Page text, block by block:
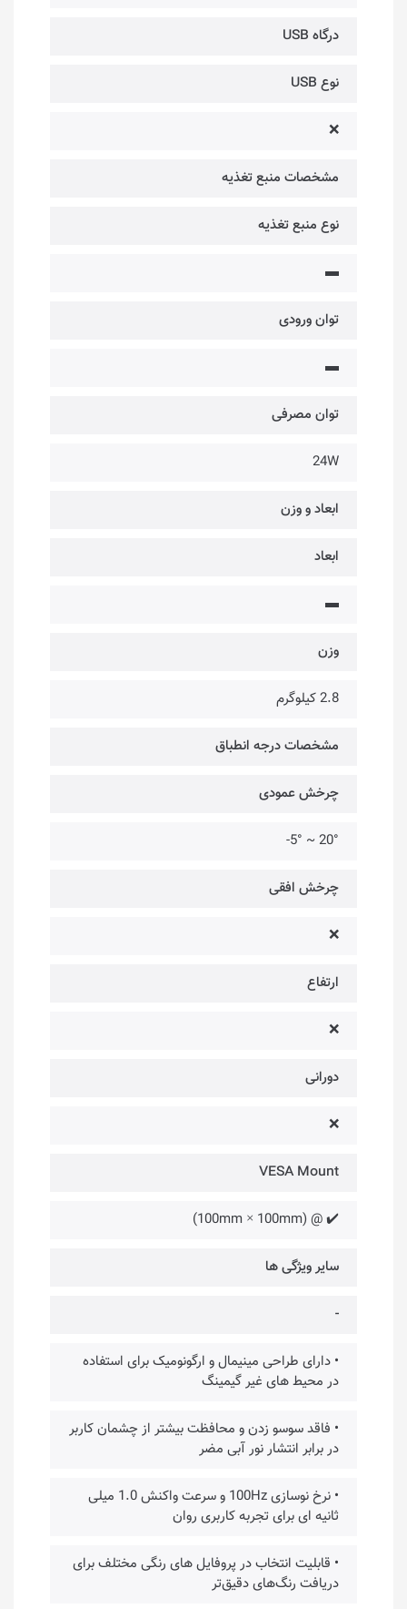
درگاه USB
نوع USB
❌
مشخصات منبع تغذیه
نوع منبع تغذیه
▬
توان ورودی
▬
توان مصرفی
24W
ابعاد و وزن
ابعاد
▬
وزن
2.8 کیلوگرم
مشخصات درجه انطباق
چرخش عمودی
20° ~ 5°-
چرخش افقی
❌
ارتفاع
❌
دورانی
❌
VESA Mount
✔️ @ (100mm × 100mm)
سایر ویژگی ها
-
• دارای طراحی مینیمال و ارگونومیک برای استفاده
در محیط های غیر گیمینگ
• فاقد سوسو زدن و محافظت بیشتر از چشمان کاربر
در برابر انتشار نور آبی مضر
• نرخ نوسازی 100Hz و سرعت واکنش 1.0 میلی
ثانیه ای برای تجربه کاربری روان‌
• قابلیت انتخاب در پروفایل های رنگی مختلف برای
دریافت رنگ‌های دقیق‌تر